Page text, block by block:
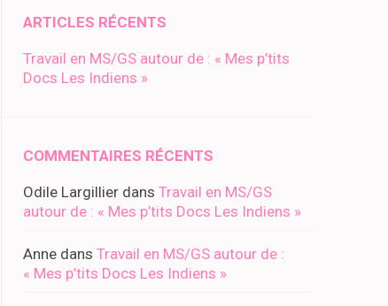
ARTICLES RÉCENTS
Travail en MS/GS autour de : « Mes p’tits
Docs Les Indiens »
COMMENTAIRES RÉCENTS
Odile Largillier dans Travail en MS/GS
autour de : « Mes p’tits Docs Les Indiens »
Anne dans Travail en MS/GS autour de :
« Mes p’tits Docs Les Indiens »